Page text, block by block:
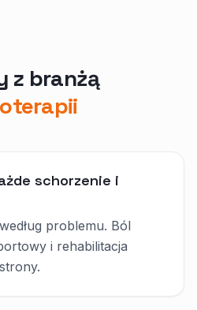
z branżą
schorzenie i
problemu. Ból
i rehabilitacja